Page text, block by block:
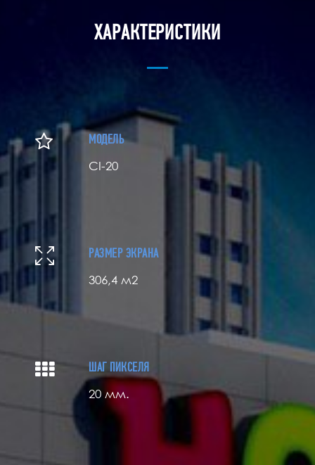
ХАРАКТЕРИСТИКИ
МОДЕЛЬ
СI-20
РАЗМЕР ЭКРАНА
306,4 м2
ШАГ ПИКСЕЛЯ
20 мм.